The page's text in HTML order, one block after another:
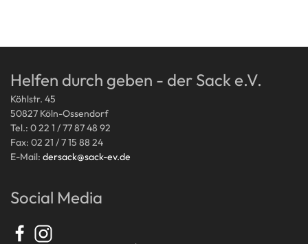
Helfen durch geben - der Sack e.V.
Köhlstr. 45
50827 Köln-Ossendorf
Tel.: 0 22 1 / 77 87 48 92
Fax: 02 21 / 7 15 88 24
E-Mail: dersack@sack-ev.de
Social Media